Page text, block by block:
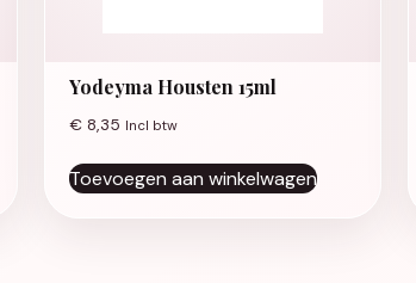
Yodeyma Housten 15ml
€ 8,35 Incl btw
Toevoegen aan winkelwagen